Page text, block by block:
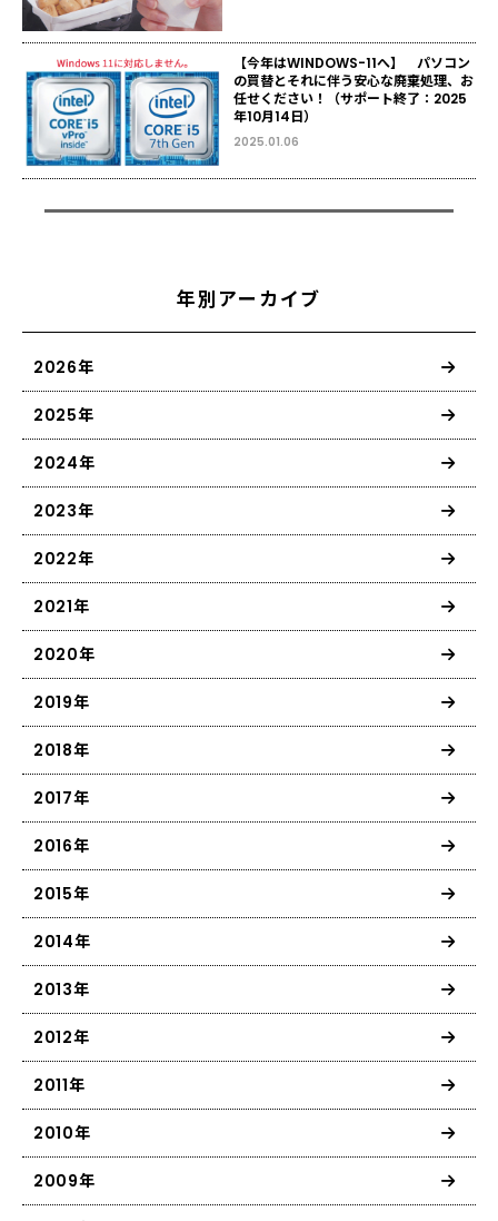
【今年はWINDOWS-11へ】 パソコン
の買替とそれに伴う安心な廃棄処理、お
任せください！（サポート終了：2025
年10月14日）
2025.01.06
年別アーカイブ
2026年
2025年
2024年
2023年
2022年
2021年
2020年
2019年
2018年
2017年
2016年
2015年
2014年
2013年
2012年
2011年
2010年
2009年